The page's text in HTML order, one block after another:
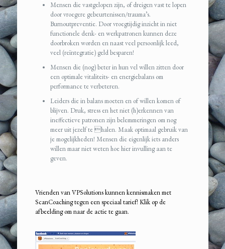
Mensen die vastgelopen zijn, of dreigen vast te lopen
door vroegere gebeurtenissen/trauma’s.
Burnoutpreventie. Door vroegtijdig inzicht in niet
functionele denk- en werkpatronen kunnen deze
doorbroken worden en naast veel persoonlijk leed,
veel (reïntegratie) geld besparen!
Mensen die (nog) beter in hun vel willen zitten door
een optimale vitaliteits- en energiebalans om
performance te verbeteren.
Leiders die in balans moeten en of willen komen of
blijven. Druk, stress en het niet (h)erkennen van
ineffectieve patronen zijn belemmeringen om nog
meer uit jezelf te halen. Maak optimaal gebruik van
je mogelijkheden! Mensen die eigenlijk iets anders
willen maar niet weten hoe hier invulling aan te
geven.
Vrienden van VPSolutions kunnen kennismaken met
ScanCoaching tegen een speciaal tarief! Klik op de
afbeelding om naar de actie te gaan.